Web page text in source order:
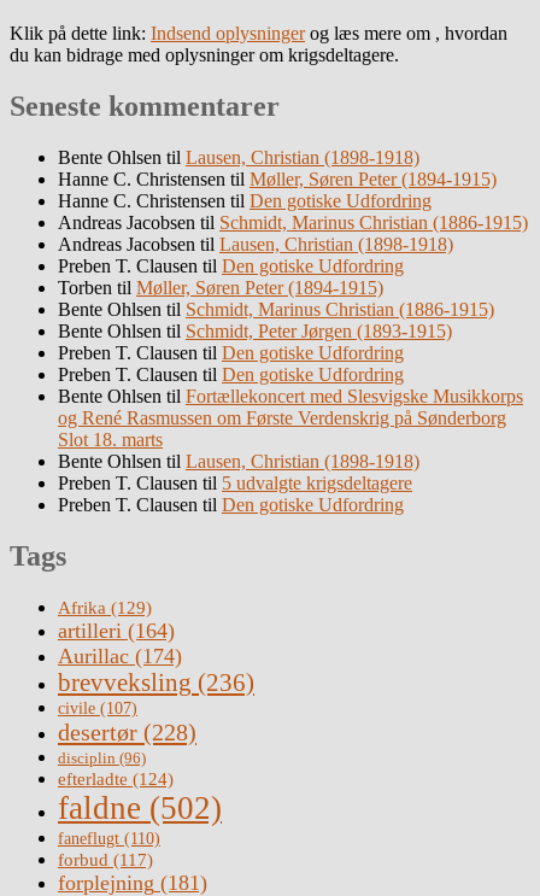
Klik på dette link: Indsend oplysningerog læs mere om , hvordan
du kan bidrage med oplysninger om krigsdeltagere.
Seneste kommentarer
Bente Ohlsen til Lausen, Christian (1898-1918)
Hanne C. Christensen til Møller, Søren Peter (1894-1915)
Hanne C. Christensen til Den gotiske Udfordring
Andreas Jacobsen til Schmidt, Marinus Christian (1886-1915)
Andreas Jacobsen til Lausen, Christian (1898-1918)
Preben T. Clausen til Den gotiske Udfordring
Torben til Møller, Søren Peter (1894-1915)
Bente Ohlsen til Schmidt, Marinus Christian (1886-1915)
Bente Ohlsen til Schmidt, Peter Jørgen (1893-1915)
Preben T. Clausen til Den gotiske Udfordring
Preben T. Clausen til Den gotiske Udfordring
Bente Ohlsen til Fortællekoncert med Slesvigske Musikkorps
og René Rasmussen om Første Verdenskrig på Sønderborg
Slot 18. marts
Bente Ohlsen til Lausen, Christian (1898-1918)
Preben T. Clausen til 5 udvalgte krigsdeltagere
Preben T. Clausen til Den gotiske Udfordring
Tags
Afrika (129)
artilleri (164)
Aurillac (174)
brevveksling (236)
civile (107)
desertør (228)
disciplin (96)
efterladte (124)
faldne (502)
faneflugt (110)
forbud (117)
forplejning (181)